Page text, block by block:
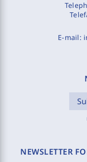
E-mail:
NEWSLETTER